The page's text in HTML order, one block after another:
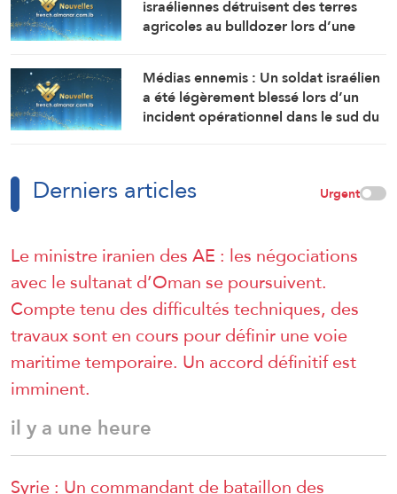
israéliennes détruisent des terres
agricoles au bulldozer lors d’une
Médias ennemis : Un soldat israélien
a été légèrement blessé lors d’un
incident opérationnel dans le sud du
Derniers articles Urgent
Le ministre iranien des AE : les négociations
avec le sultanat d’Oman se poursuivent.
Compte tenu des difficultés techniques, des
travaux sont en cours pour définir une voie
maritime temporaire. Un accord définitif est
imminent.
il y a une heure
Syrie : Un commandant de bataillon des